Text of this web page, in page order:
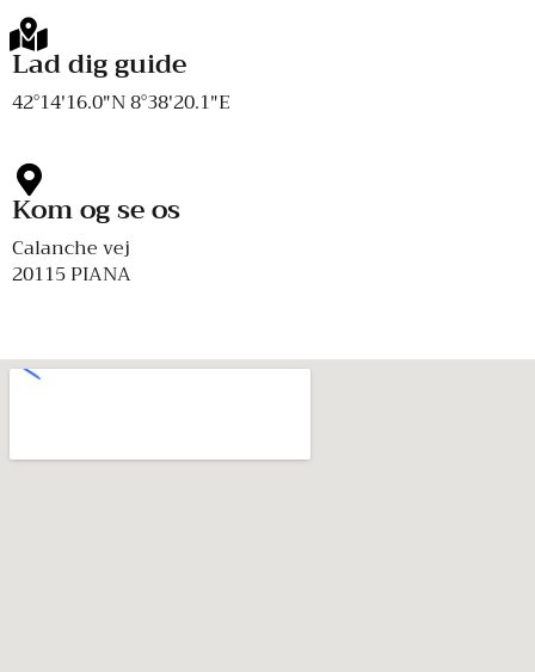
Lad dig guide
42°14'16.0"N 8°38'20.1"E
Kom og se os
Calanche vej
20115 PIANA